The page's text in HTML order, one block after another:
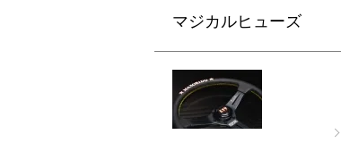
マジカルヒューズ